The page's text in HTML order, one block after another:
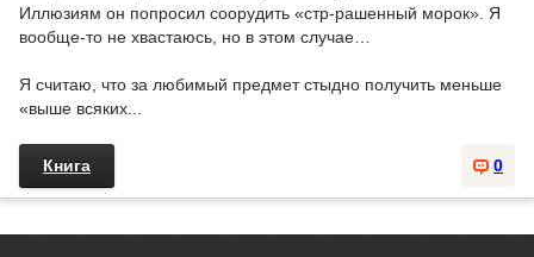
Иллюзиям он попросил соорудить «стр-рашенный морок». Я
вообще-то не хвастаюсь, но в этом случае…
Я считаю, что за любимый предмет стыдно получить меньше
«выше всяких...
0
Книга